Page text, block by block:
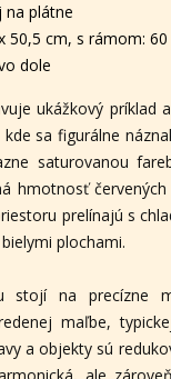
na plátne
50,5 cm, s rámom:
dole
ukážkový príklad
sa figurálne
saturovanou
hmotnosť
prelínajú s
plochami.
stojí na precízne
maľbe,
a objekty sú